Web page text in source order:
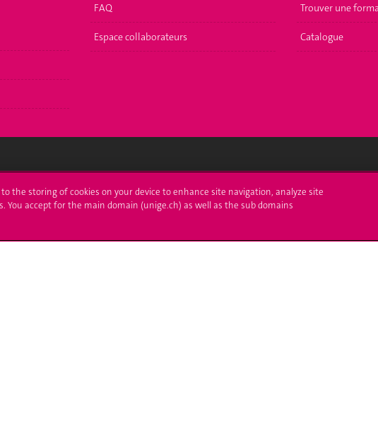
FAQ
Espace collaborateurs
Trouver une
Catalogue
S'inscrire à l'UNIGE
Immatriculations
Démarches administratives
L'UNIGE
Médias
to the storing of cookies on your device to enhance site navigation, analyze site
You accept for the main domain (unige.ch) as well as the sub domains